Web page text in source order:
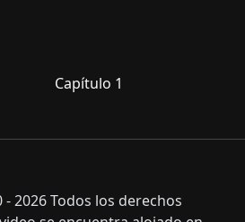
Capítulo 1
2026 Todos los derechos